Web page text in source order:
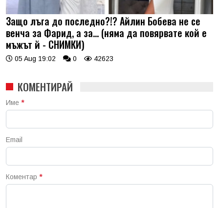
Защо лъга до последно?!? Айлин Бобева не се
венча за Фарид, а за... (няма да повярвате кой е
мъжът й - СНИМКИ)
05 Aug 19:02 0 42623
КОМЕНТИРАЙ
Име *
Email
Коментар *